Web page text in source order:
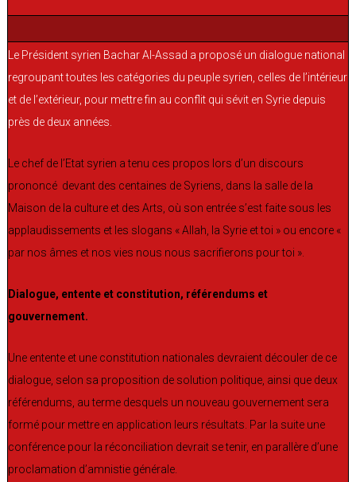
Le Président syrien Bachar Al-Assad a proposé un dialogue national
regroupant toutes les catégories du peuple syrien, celles de l’intérieur
et de l’extérieur, pour mettre fin au conflit qui sévit en Syrie depuis
près de deux années.
Le chef de l’Etat syrien a tenu ces propos lors d’un discours
prononcé devant des centaines de Syriens, dans la salle de la
Maison de la culture et des Arts, où son entrée s’est faite sous les
applaudissements et les slogans « Allah, la Syrie et toi » ou encore «
par nos âmes et nos vies nous nous sacrifierons pour toi ».
Dialogue, entente et constitution, référendums et
gouvernement.
Une entente et une constitution nationales devraient découler de ce
dialogue, selon sa proposition de solution politique, ainsi que deux
référendums, au terme desquels un nouveau gouvernement sera
formé pour mettre en application leurs résultats. Par la suite une
conférence pour la réconciliation devrait se tenir, en parallère d’une
proclamation d’amnistie générale.